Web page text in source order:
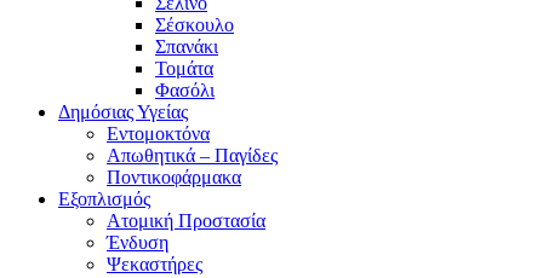
Σέσκουλο
Σπανάκι
Τομάτα
Φασόλι
Δημόσιας Υγείας
Εντομοκτόνα
Απωθητικά – Παγίδες
Ποντικοφάρμακα
Εξοπλισμός
Ατομική Προστασία
Ένδυση
Ψεκαστήρες